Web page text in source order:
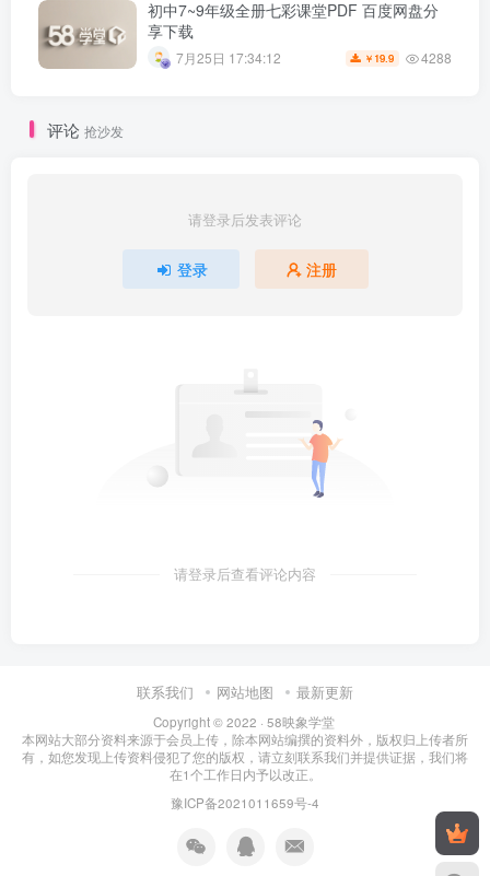
初中7~9年级全册七彩课堂PDF 百度网盘分
享下载
7月25日 17:34:12 ￥ 19.9 4288
评论 抢沙发
请登录后发表评论
登录 注册
请登录后查看评论内容
联系我们 网站地图 最新更新
Copyright © 2022 · 58映象学堂
本网站大部分资料来源于会员上传，除本网站编撰的资料外，版权归上传者所
有，如您发现上传资料侵犯了您的版权，请立刻联系我们并提供证据，我们将
在1个工作日内予以改正。
豫ICP备2021011659号-4